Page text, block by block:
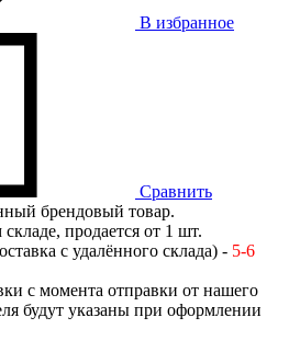
В избранное
Сравнить
брендовый товар.
продается от 1 шт.
с удалённого склада) - 5-6
с момента отправки от нашего
будут указаны при оформлении